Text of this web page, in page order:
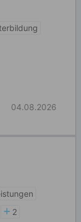
ä.)
04.08.2026
2